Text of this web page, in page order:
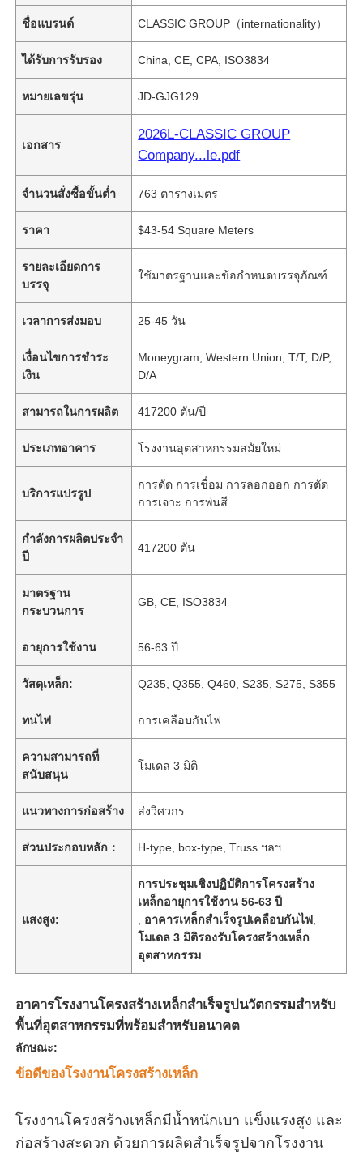
ผลิตภัณฑ์
ชื่อแบรนด์ CLASSIC GROUP（internationality）
ได้รับการรับรอง China, CE, CPA, ISO3834
หมายเลขรุ่น JD-GJG129
เอกสาร
2026L-CLASSIC GROUP
Company...le.pdf
จำนวนสั่งซื้อขั้นต่ำ 763 ตารางเมตร
ราคา $43-54 Square Meters
รายละเอียดการ
บรรจุ
ใช้มาตรฐานและข้อกำหนดบรรจุภัณฑ์
เวลาการส่งมอบ 25-45 วัน
เงื่อนไขการชำระ
เงิน
Moneygram, Western Union, T/T, D/P,
D/A
สามารถในการผลิต 417200 ตัน/ปี
ประเภทอาคาร โรงงานอุตสาหกรรมสมัยใหม่
บริการแปรรูป
การดัด การเชื่อม การลอกออก การตัด
การเจาะ การพ่นสี
กำลังการผลิตประจำ
ปี
417200 ตัน
มาตรฐาน
กระบวนการ
GB, CE, ISO3834
อายุการใช้งาน 56-63 ปี
วัสดุเหล็ก: Q235, Q355, Q460, S235, S275, S355
ทนไฟ การเคลือบกันไฟ
ความสามารถที่
สนับสนุน
โมเดล 3 มิติ
แนวทางการก่อสร้าง ส่งวิศวกร
ส่วนประกอบหลัก： H-type, box-type, Truss ฯลฯ
แสงสูง:
การประชุมเชิงปฏิบัติการโครงสร้าง
เหล็กอายุการใช้งาน 56-63 ปี
อาคารเหล็กสำเร็จรูปเคลือบกันไฟ
โมเดล 3 มิติรองรับโครงสร้างเหล็ก
อุตสาหกรรม
อาคารโรงงานโครงสร้างเหล็กสำเร็จรูปนวัตกรรมสำหรับ
พื้นที่อุตสาหกรรมที่พร้อมสำหรับอนาคต
ลักษณะ:
ข้อดีของโรงงานโครงสร้างเหล็ก
โรงงานโครงสร้างเหล็กมีน้ำหนักเบา แข็งแรงสูง และ
ก่อสร้างสะดวก ด้วยการผลิตสำเร็จรูปจากโรงงาน